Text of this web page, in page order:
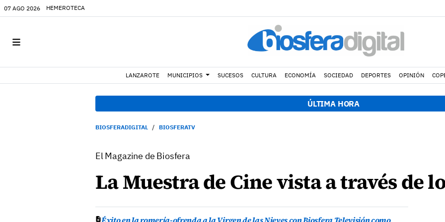
07 AGO 2026 HEMEROTECA
LANZAROTE MUNICIPIOS SUCESOS CULTURA ECONOMÍA SOCIEDAD DEPORTES OPINIÓN
ÚLTIMA HORA
BIOSFERADIGITAL BIOSFERATV
El Magazine de Biosfera
La Muestra de Cine vista a través de